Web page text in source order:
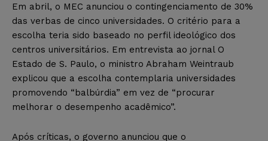
Em abril, o MEC anunciou o contingenciamento de 30%
das verbas de cinco universidades. O critério para a
escolha teria sido baseado no perfil ideológico dos
centros universitários. Em entrevista ao jornal O
Estado de S. Paulo, o ministro Abraham Weintraub
explicou que a escolha contemplaria universidades
promovendo “balbúrdia” em vez de “procurar
melhorar o desempenho acadêmico”.
Após críticas, o governo anunciou que o